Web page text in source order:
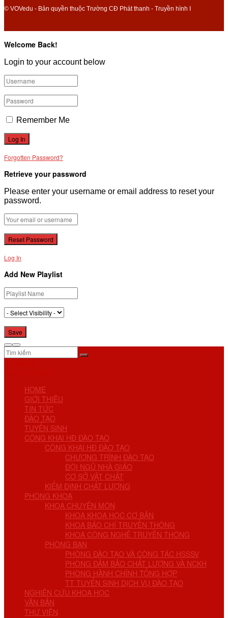
© VOVedu - Bản quyền thuộc Trường CĐ Phát thanh - Truyền hình I
Welcome Back!
Login to your account below
Remember Me
Forgotten Password?
Retrieve your password
Please enter your username or email address to reset your
password.
Log In
Add New Playlist
HOME
GIỚI THIỆU
TIN TỨC
ĐÀO TẠO
TUYỂN SINH
CÔNG KHAI HĐ ĐÀO TẠO
CÔNG KHAI HĐ ĐÀO TẠO
CHƯƠNG TRÌNH ĐÀO TẠO
ĐỘI NGŨ NHÀ GIÁO
CƠ SỞ VẬT CHẤT
KIỂM ĐỊNH CHẤT LƯỢNG
PHÒNG KHOA
KHOA CHUYÊN MÔN
KHOA KHOA HỌC CƠ BẢN
KHOA BÁO CHÍ TRUYỀN THÔNG
KHOA CÔNG NGHỆ TRUYỀN THÔNG
PHÒNG BAN
PHÒNG ĐÀO TẠO VÀ CÔNG TÁC HSSSV
PHÒNG ĐẢM BẢO CHẤT LƯỢNG VÀ NCKH
PHÒNG HÀNH CHÍNH TỔNG HỢP
TT TUYỂN SINH DỊCH VỤ ĐÀO TẠO
NGHIÊN CỨU KHOA HỌC
VĂN BẢN
THƯ VIỆN